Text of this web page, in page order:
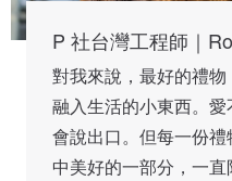
P 社台灣工程師｜
對我來說，最好的禮
融入生活的小東西。
會說出口。但每一份
中美好的一部分，一直